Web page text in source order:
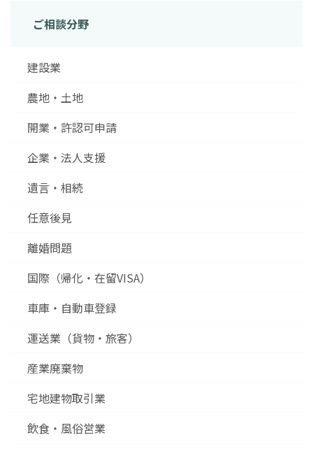
ご相談分野
建設業
農地・土地
開業・許認可申請
企業・法人支援
遺言・相続
任意後見
離婚問題
国際（帰化・在留VISA）
車庫・自動車登録
運送業（貨物・旅客）
産業廃棄物
宅地建物取引業
飲食・風俗営業